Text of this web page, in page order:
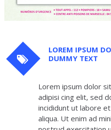
LOREM IPSUM
DUMMY TEXT
Lorem ipsum dolor
adipisi cing elit, sed
incididunt ut labore
aliqua. Ut enim ad